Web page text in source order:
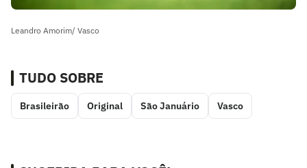
Leandro Amorim/ Vasco
TUDO SOBRE
Brasileirão Original São Januário Vasco